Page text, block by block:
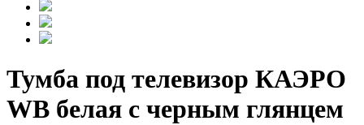
Тумба под телевизор КАЭРО
WB белая с черным глянцем